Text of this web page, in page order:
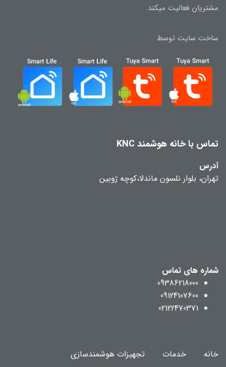
مشتریان فعالیت میکند.
ساخت سایت توسط
تماس با خانه هوشمند KNC
آدرس
تهران، بلوار نلسون ماندلا،کوچه ژوبین
شماره های تماس
09386218000
09124107600
02122470371
خانه خدمات تجهیزات هوشمندسازی